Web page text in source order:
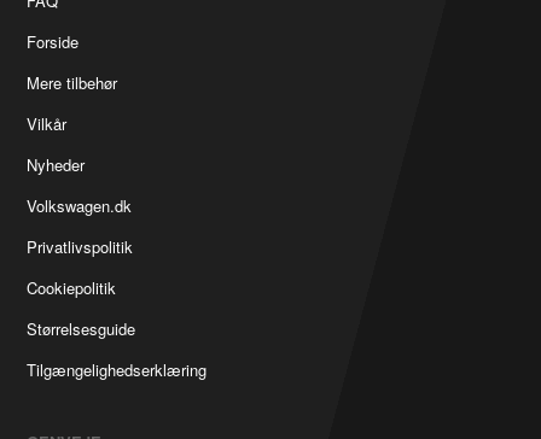
Forside
Mere tilbehør
Vilkår
Nyheder
Volkswagen.dk
Privatlivspolitik
Cookiepolitik
Størrelsesguide
Tilgængelighedserklæring